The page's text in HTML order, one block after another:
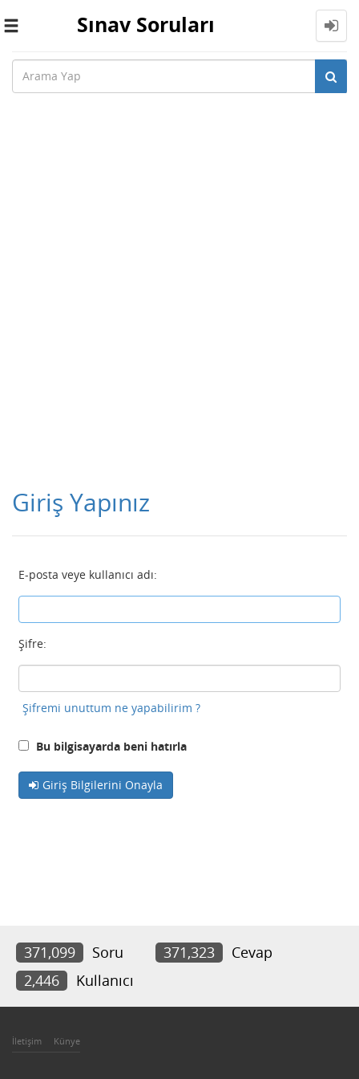
Toggle
Sınav Soruları
Giriş Yapınız
E-posta veye kullanıcı adı:
Şifre:
Şifremi unuttum ne yapabilirim ?
Bu bilgisayarda beni hatırla
Giriş Bilgilerini Onayla
371,099 Soru 371,323
Cevap
2,446
Kullanıcı
İletişim Künye